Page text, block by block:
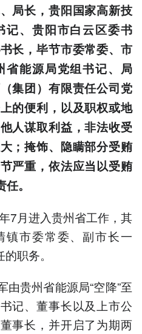
局长，贵阳国家高新技
记、贵阳市白云区委书
长，毕节市委常委、市
省能源局党组书记、局
集团）有限责任公司党
的便利，以及职权或地
人谋取利益，非法收受
；掩饰、隐瞒部分受贿
严重，依法应当以受贿
。
7月进入贵州省工作，其
镇市委常委、副市长一
职务。
贵州省能源局“空降”至
记、董事长以及上市公
事长，并开启了为期两